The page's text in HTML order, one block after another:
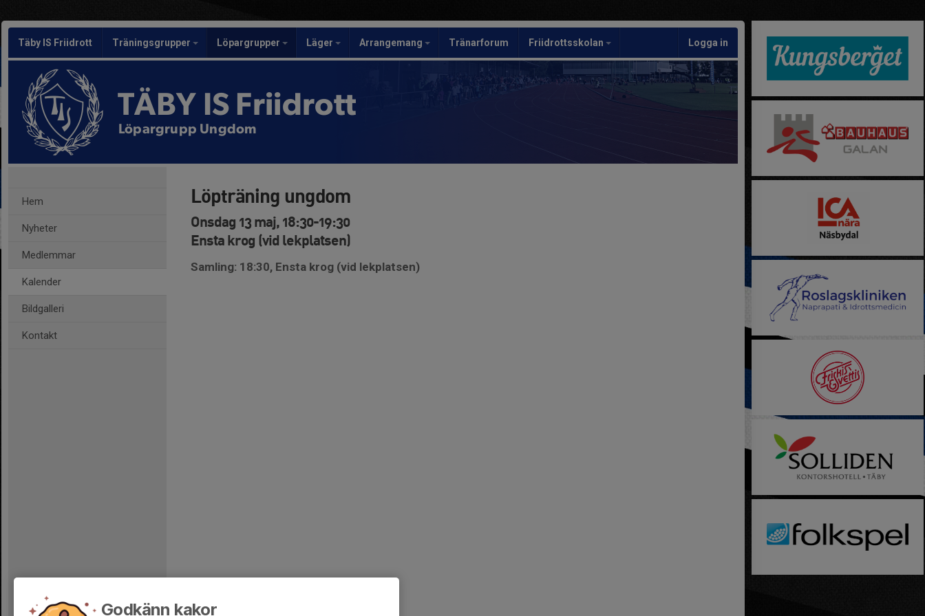
Täby IS Friidrott Träningsgrupper Löpargrupper Läger Arrangemang Tränarforum Friidrottsskolan Logga in
TÄBY IS Friidrott
Löpargrupp Ungdom
Hem
Nyheter
Medlemmar
Kalender
Bildgalleri
Kontakt
Löpträning ungdom
Onsdag 13 maj, 18:30-19:30
Ensta krog (vid lekplatsen)
Samling: 18:30, Ensta krog (vid lekplatsen)
Godkänn kakor